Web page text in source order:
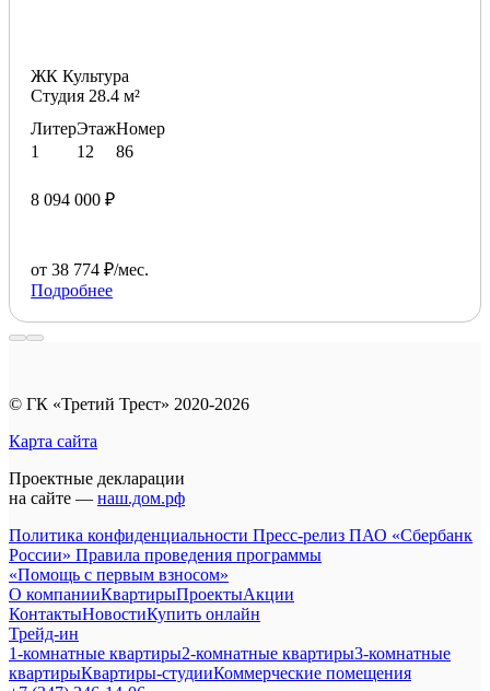
ЖК Культура
Студия 28.4 м²
Литер
1
Этаж
12
Номер
86
8 094 000 ₽
от 38 774 ₽/мес.
Подробнее
© ГК «Третий Трест» 2020-2026
Карта сайта
Проектные декларации
на сайте — наш.дом.рф
Политика конфиденциальности Пресс-релиз ПАО «Сбербанк
России» Правила проведения программы
«Помощь с первым взносом»
О компанииКвартирыПроектыАкции
КонтактыНовостиКупить онлайн
Трейд-ин
1-комнатные квартиры2-комнатные квартиры3-комнатные
квартирыКвартиры-студииКоммерческие помещения